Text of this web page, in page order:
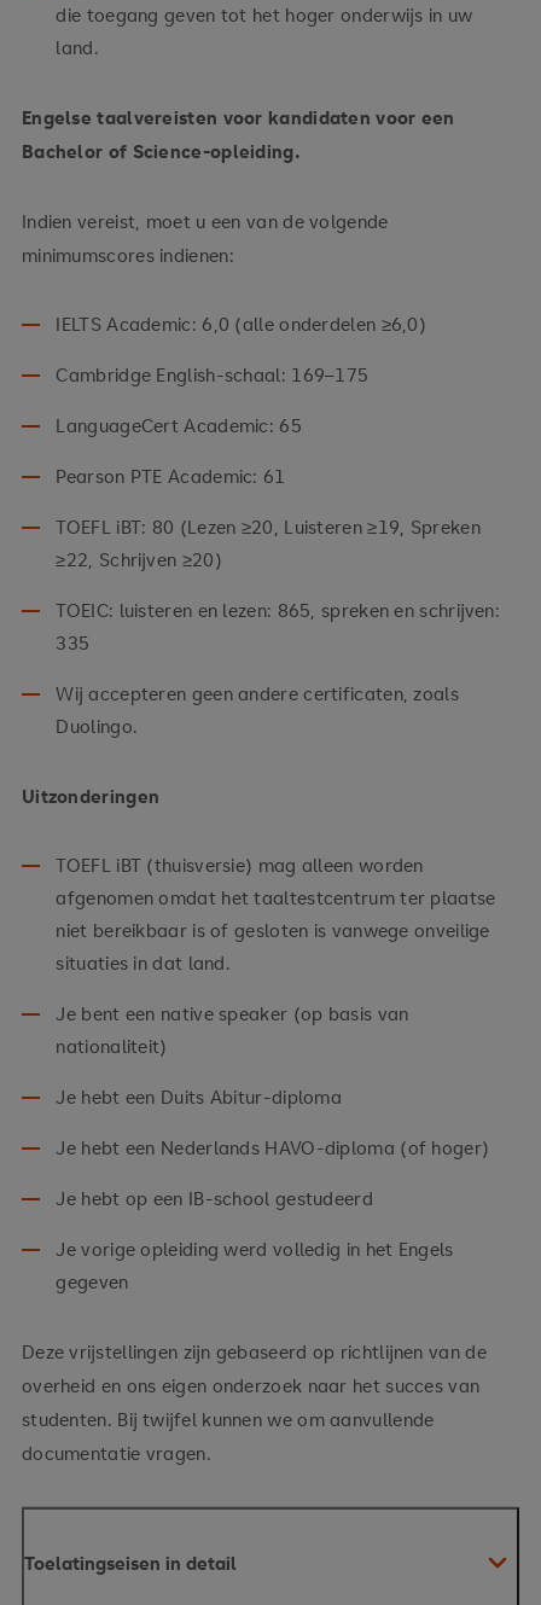
die toegang geven tot het hoger onderwijs in uw
land.
Engelse taalvereisten voor kandidaten voor een
Bachelor of Science-opleiding.
Indien vereist, moet u een van de volgende
minimumscores indienen:
IELTS Academic: 6,0 (alle onderdelen ≥6,0)
Cambridge English-schaal: 169–175
LanguageCert Academic: 65
Pearson PTE Academic: 61
TOEFL iBT: 80 (Lezen ≥20, Luisteren ≥19, Spreken
≥22, Schrijven ≥20)
TOEIC: luisteren en lezen: 865, spreken en schrijven:
335
Wij accepteren geen andere certificaten, zoals
Duolingo.
Uitzonderingen
TOEFL iBT (thuisversie) mag alleen worden
afgenomen omdat het taaltestcentrum ter plaatse
niet bereikbaar is of gesloten is vanwege onveilige
situaties in dat land.
Je bent een native speaker (op basis van
nationaliteit)
Je hebt een Duits Abitur-diploma
Je hebt een Nederlands HAVO-diploma (of hoger)
Je hebt op een IB-school gestudeerd
Je vorige opleiding werd volledig in het Engels
gegeven
Deze vrijstellingen zijn gebaseerd op richtlijnen van de
overheid en ons eigen onderzoek naar het succes van
studenten. Bij twijfel kunnen we om aanvullende
documentatie vragen.
Toelatingseisen in detail